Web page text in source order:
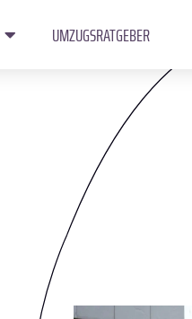
UMZUGSRATGEBER